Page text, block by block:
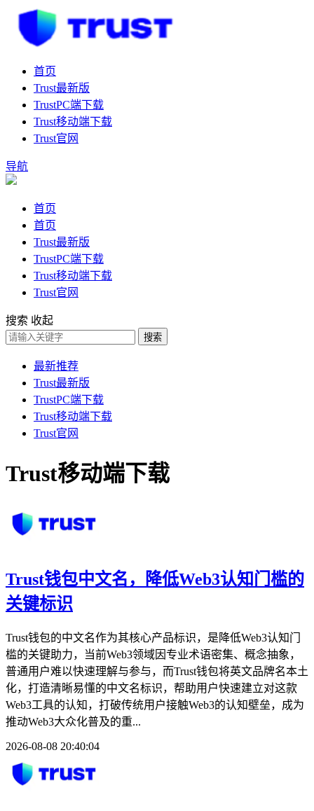
首页
Trust最新版
TrustPC端下载
Trust移动端下载
Trust官网
导航
首页
首页
Trust最新版
TrustPC端下载
Trust移动端下载
Trust官网
搜索 收起
搜索
最新推荐
Trust最新版
TrustPC端下载
Trust移动端下载
Trust官网
Trust移动端下载
Trust钱包中文名，降低Web3认知门槛的
关键标识
Trust钱包的中文名作为其核心产品标识，是降低Web3认知门
槛的关键助力，当前Web3领域因专业术语密集、概念抽象，
普通用户难以快速理解与参与，而Trust钱包将英文品牌名本土
化，打造清晰易懂的中文名标识，帮助用户快速建立对这款
Web3工具的认知，打破传统用户接触Web3的认知壁垒，成为
推动Web3大众化普及的重...
2026-08-08 20:40:04